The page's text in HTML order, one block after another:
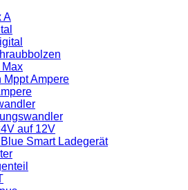
A
Mppt Ampere
auf 12V
Smart Ladegerät